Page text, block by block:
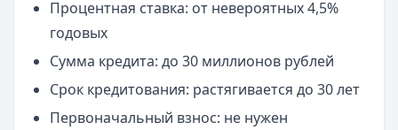
Процентная ставка: от невероятных 4,5%
годовых
Сумма кредита: до 30 миллионов рублей
Срок кредитования: растягивается до 30 лет
Первоначальный взнос: не нужен